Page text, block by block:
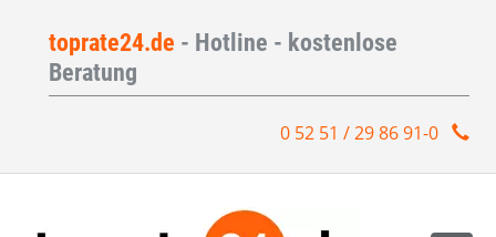
toprate24.de - Hotline - kostenlose
Beratung
0 52 51 / 29 86 91-0